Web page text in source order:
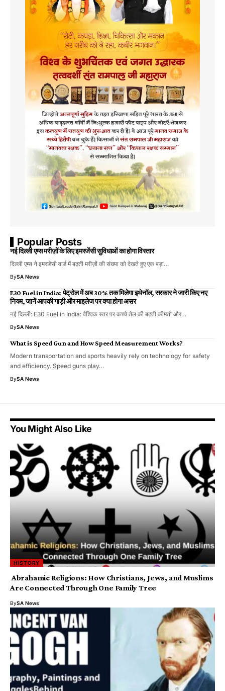
Popular Posts
नई दिल्ली एम्स मरीज़ों के लिए इमरजेंसी सुविधाओं का होगा विस्तार
दिल्ली एम्स ने इमरजेंसी वार्ड में बढ़ती मरीज़ों की संख्या को देखते हुए एक बड़ा…
BySA News
E30 Fuel in India: पेट्रोल में अब 30% तक मिलेगा इथेनॉल, सरकार ने जारी किए नए
नियम, जानें आपकी गाड़ी और माइलेज पर क्या होगा असर
नई दिल्ली: E30 Fuel in India: वैश्विक स्तर पर कच्चे तेल की बढ़ती कीमतों और…
BySA News
What is Speed Gun and How Speed Measurement Works?
Modern transportation and sports heavily rely on technology for safety
and efficiency. Speed guns play…
BySA News
You Might Also Like
HISTORY
Abrahamic Religions: How Christians, Jews, and Muslims
Are Connected Through One Family Tree
BySA News